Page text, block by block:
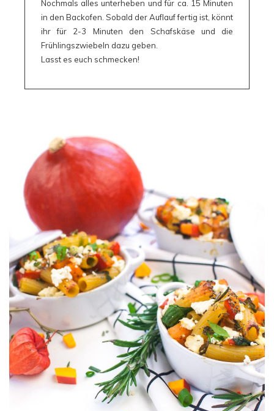
Nochmals alles unterheben und für ca. 15 Minuten
in den Backofen. Sobald der Auflauf fertig ist, könnt
ihr für 2-3 Minuten den Schafskäse und die
Frühlingszwiebeln dazu geben.
Lasst es euch schmecken!